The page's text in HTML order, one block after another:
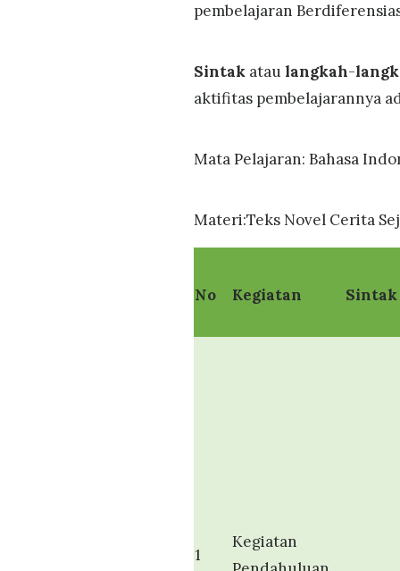
pembelajaran
Sintak ataulangkah-
aktifitas pembelajarannya
Mata Pelajaran: Bahasa
Materi:Teks Novel Cerita
No Kegiatan Sintak
1
Kegiatan